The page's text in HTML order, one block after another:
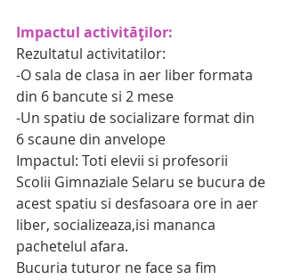
Impactul activităților:
Rezultatul activitatilor:
-O sala de clasa in aer liber formata
din 6 bancute si 2 mese
-Un spatiu de socializare format din
6 scaune din anvelope
Impactul: Toti elevii si profesorii
Scolii Gimnaziale Selaru se bucura de
acest spatiu si desfasoara ore in aer
liber, socializeaza,isi mananca
pachetelul afara.
Bucuria tuturor ne face sa fim